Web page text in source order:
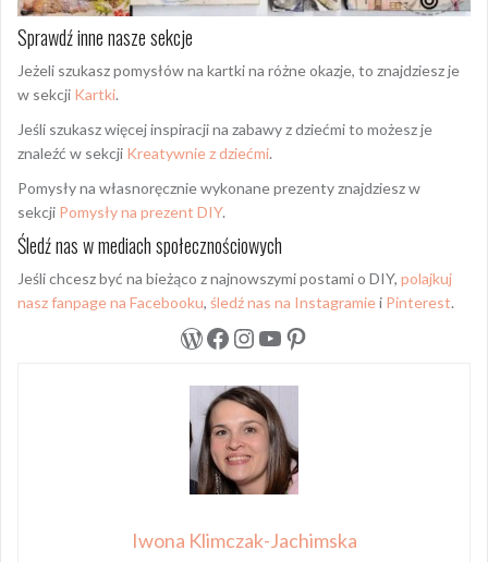
Sprawdź inne nasze sekcje
Jeżeli szukasz pomysłów na kartki na różne okazje, to znajdziesz je
w sekcji Kartki.
Jeśli szukasz więcej inspiracji na zabawy z dziećmi to możesz je
znaleźć w sekcji Kreatywnie z dziećmi.
Pomysły na własnoręcznie wykonane prezenty znajdziesz w
sekcji Pomysły na prezent DIY.
Śledź nas w mediach społecznościowych
Jeśli chcesz być na bieżąco z najnowszymi postami o DIY, polajkuj
nasz fanpage na Facebooku, śledź nas na Instagramiei Pinterest.
WordPress
Facebook
Instagram
YouTube
Pinterest
Iwona Klimczak-Jachimska